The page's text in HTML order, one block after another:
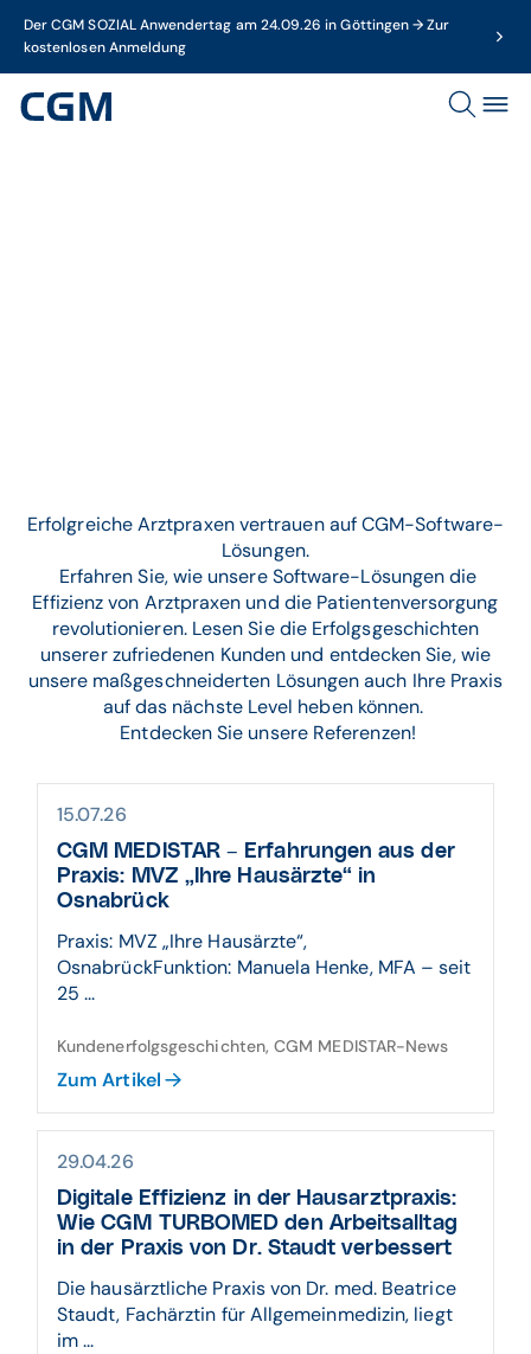
Der CGM SOZIAL Anwendertag am 24.09.26 in Göttingen → Zur
kostenlosen Anmeldung
Erfolgreiche Arztpraxen vertrauen auf CGM-Software-
Lösungen.
Erfahren Sie, wie unsere Software-Lösungen die
Effizienz von Arztpraxen und die Patientenversorgung
revolutionieren. Lesen Sie die Erfolgsgeschichten
unserer zufriedenen Kunden und entdecken Sie, wie
unsere maßgeschneiderten Lösungen auch Ihre Praxis
auf das nächste Level heben können.
Entdecken Sie unsere Referenzen!
15.07.26
CGM MEDISTAR – Erfahrungen aus der
Praxis: MVZ „Ihre Hausärzte“ in
Osnabrück
Praxis: MVZ „Ihre Hausärzte“,
OsnabrückFunktion: Manuela Henke, MFA – seit
25 ...
Kundenerfolgsgeschichten, CGM MEDISTAR-News
Zum Artikel
29.04.26
Digitale Effizienz in der Hausarztpraxis:
Wie CGM TURBOMED den Arbeitsalltag
in der Praxis von Dr. Staudt verbessert
Die hausärztliche Praxis von Dr. med. Beatrice
Staudt, Fachärztin für Allgemeinmedizin, liegt
im ...